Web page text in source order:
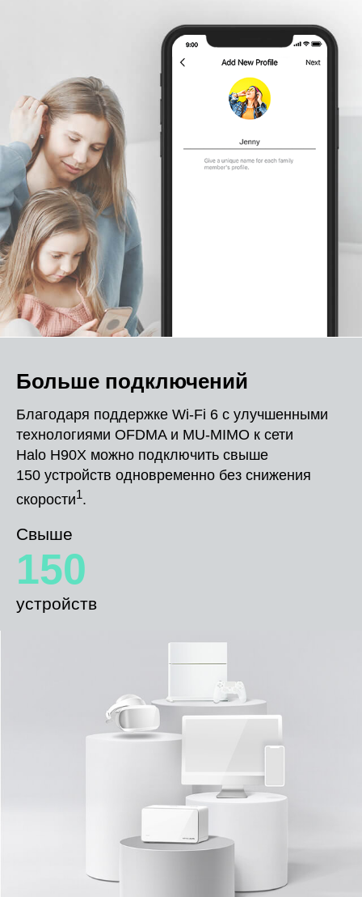
Больше подключений
Благодаря поддержке Wi-Fi 6 с улучшенными
технологиями OFDMA и MU-MIMO к сети
Halo H90X можно подключить свыше
150 устройств одновременно без снижения
скорости1.
Свыше
150
устройств